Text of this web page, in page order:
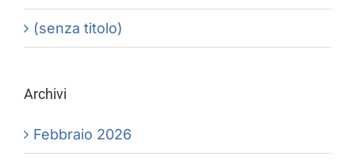
(senza titolo)
Archivi
Febbraio 2026